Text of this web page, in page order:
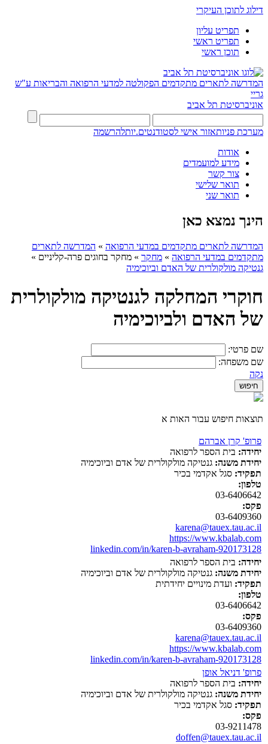
דילוג לתוכן העיקרי
תפריט עליון
תפריט ראשי
תוכן ראשי
המדרשה לתארים מתקדמים הפקולטה למדעי הרפואה והבריאות ע"ש
גריי
אוניברסיטת תל אביב
מערכת פניותאזור אישי לסטודנטים.יותלהרשמה
אודות
מידע למועמדים
צור קשר
תואר שלישי
תואר שני
הינך נמצא כאן
המדרשה לתארים מתקדמים במדעי הרפואה » המדרשה לתארים
מתקדמים במדעי הרפואה » מחקר » מחקר בחוגים פרה-קליניים »
גנטיקה מולקולרית של האדם וביוכימיה
חוקרי המחלקה לגנטיקה מולקולרית
של האדם ולביוכימיה
שם פרטי:
שם משפחה:
נקה
תוצאות חיפוש עבור האות א
פרופ' קרן אברהם
יחידה: בית הספר לרפואה
יחידת משנה: גנטיקה מולקולרית של אדם וביוכימיה
תפקיד: סגל אקדמי בכיר
טלפון:
03-6406642
פקס:
03-6409360
karena@tauex.tau.ac.il
https://www.kbalab.com
linkedin.com/in/karen-b-avraham-920173128
יחידה: בית הספר לרפואה
יחידת משנה: גנטיקה מולקולרית של אדם וביוכימיה
תפקיד: ועדת מינויים יחידתית
טלפון:
03-6406642
פקס:
03-6409360
karena@tauex.tau.ac.il
https://www.kbalab.com
linkedin.com/in/karen-b-avraham-920173128
פרופ' דניאל אופן
יחידה: בית הספר לרפואה
יחידת משנה: גנטיקה מולקולרית של אדם וביוכימיה
תפקיד: סגל אקדמי בכיר
פקס:
03-9211478
doffen@tauex.tau.ac.il